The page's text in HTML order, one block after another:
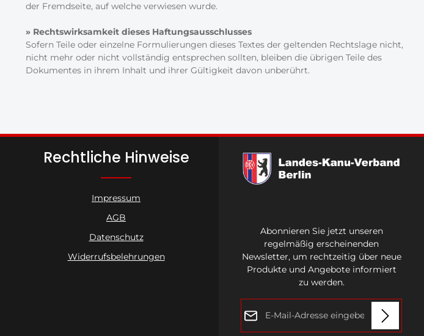
der Fremdseite, auf welche verwiesen wurde.
» Rechtswirksamkeit dieses Haftungsausschlusses
Sofern Teile oder einzelne Formulierungen dieses Textes der geltenden Rechtslage nicht,
nicht mehr oder nicht vollständig entsprechen sollten, bleiben die übrigen Teile des
Dokumentes in ihrem Inhalt und ihrer Gültigkeit davon unberührt.
Rechtliche Hinweise
Impressum
AGB
Datenschutz
Widerrufsbelehrungen
Abonnieren Sie jetzt unseren
regelmäßig erscheinenden
Newsletter, um rechtzeitig über neue
Produkte und Angebote informiert
zu werden.
E-Mail-Adresse*